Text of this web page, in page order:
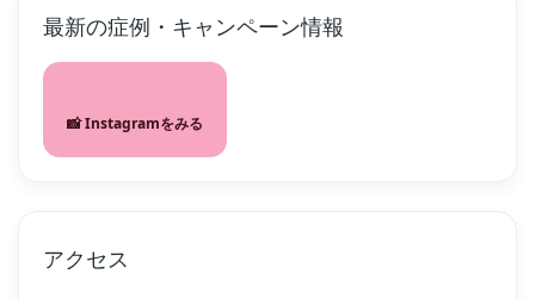
最新の症例・キャンペーン情報
📸 Instagramをみる
アクセス